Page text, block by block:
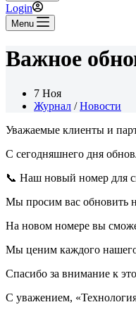
Login
Menu
Важное
7 Ноя
Журнал /Новости
Уважаемые клиенты и
C сегодняшнего дня
📞 Наш новый номер для
Мы просим вас обновить
На новом номере вы
Мы ценим каждого нашего
Спасибо за внимание к
С уважением,